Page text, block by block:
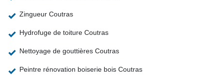
Zingueur Coutras
Hydrofuge de toiture Coutras
Nettoyage de gouttières Coutras
Peintre rénovation boiserie bois Coutras